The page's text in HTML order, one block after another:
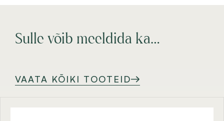
Sulle võib meeldida ka…
VAATA KÕIKI TOOTEID